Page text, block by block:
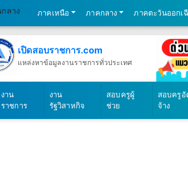
ลาง ภาคเหนือ ภาคกลาง ภาคตะวันออกเ
เปิดสอบราชการ.com
แหล่งหาข้อมูลงานราชการทั่วประเทศ
สอบราชการ)
งาน
ราชการ
งาน
รัฐวิสาหกิจ
สอบครูผู้
ช่วย
สอบครูอั
จ้าง